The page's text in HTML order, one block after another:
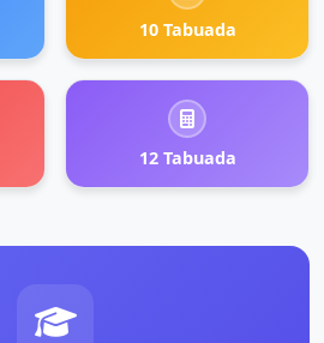
10 Tabuada
12 Tabuada